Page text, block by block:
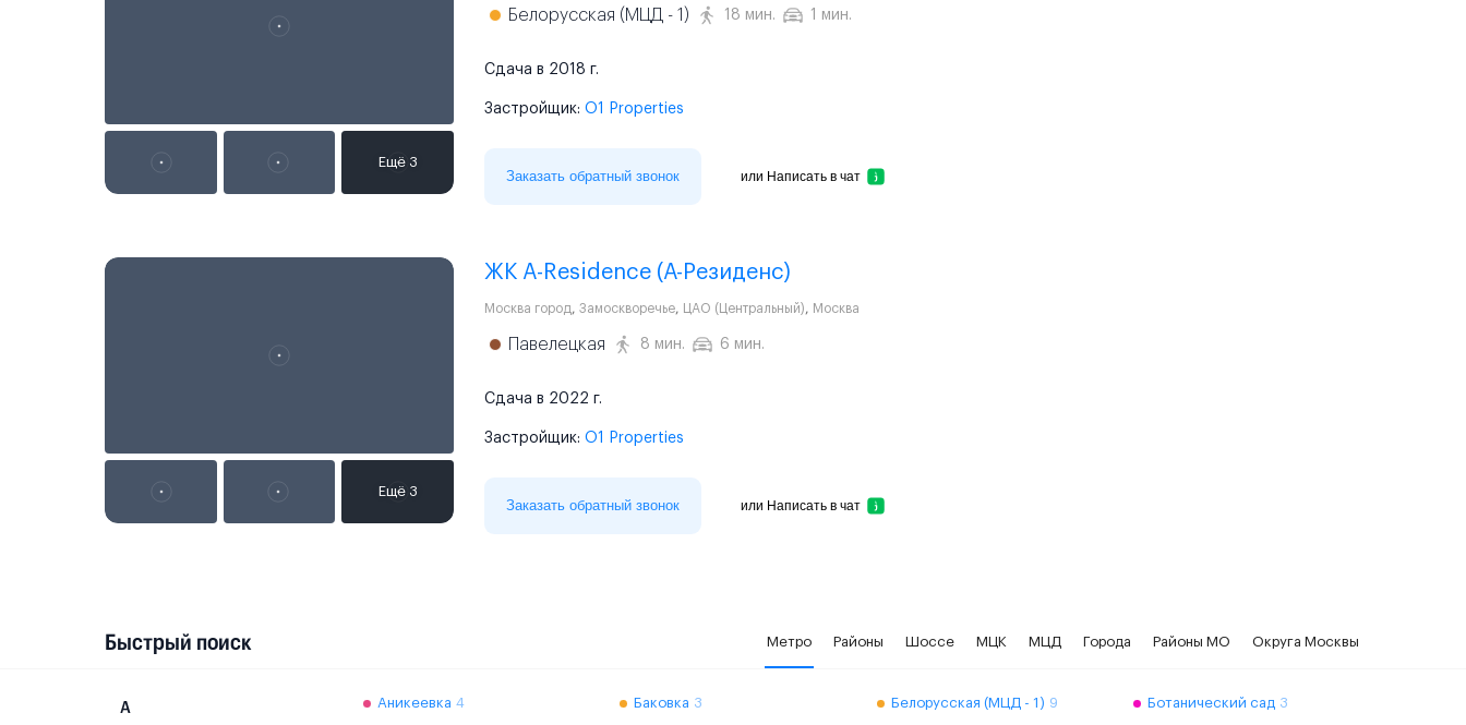
Белорусская (МЦД - 1) 18 мин. 1 мин.
Сдача в 2018 г.
Застройщик: O1 Properties
Заказать обратный звонок или Написать в чат
ЖК A-Residence (А-Резиденс)
Москва город, Замоскворечье, ЦАО (Центральный), Москва
Павелецкая 8 мин. 6 мин.
Сдача в 2022 г.
Застройщик: O1 Properties
Заказать обратный звонок или Написать в чат
Быстрый поиск Метро Районы Шоссе МЦК МЦД Города Районы МО Округа Москвы
А Аникеевка 4 Баковка 3 Белорусская (МЦД - 1) 9 Ботанический сад 3